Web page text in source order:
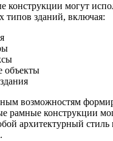
могут
типов зданий, включая:
возможностям
рамные конструкции
архитектурный стиль